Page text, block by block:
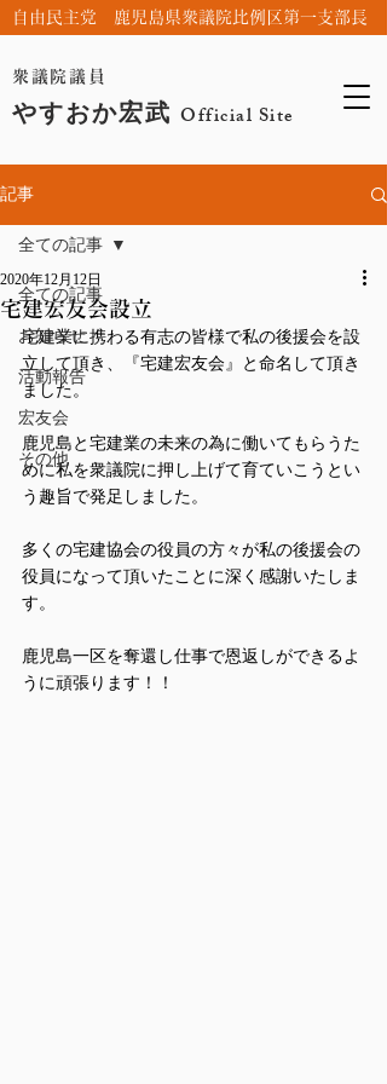
衆議院議員
やすおか宏武 Official Site
自由民主党 鹿児島県衆議院比例区第一支部長
記事
全ての記事
お知らせ
活動報告
宏友会
その他
全ての記事
宅建宏友会設立
2020年12月12日
宅建業に携わる有志の皆様で私の後援会を設
立して頂き、『宅建宏友会』と命名して頂き
ました。
鹿児島と宅建業の未来の為に働いてもらうた
めに私を衆議院に押し上げて育ていこうとい
う趣旨で発足しました。
多くの宅建協会の役員の方々が私の後援会の
役員になって頂いたことに深く感謝いたしま
す。
鹿児島一区を奪還し仕事で恩返しができるよ
うに頑張ります！！